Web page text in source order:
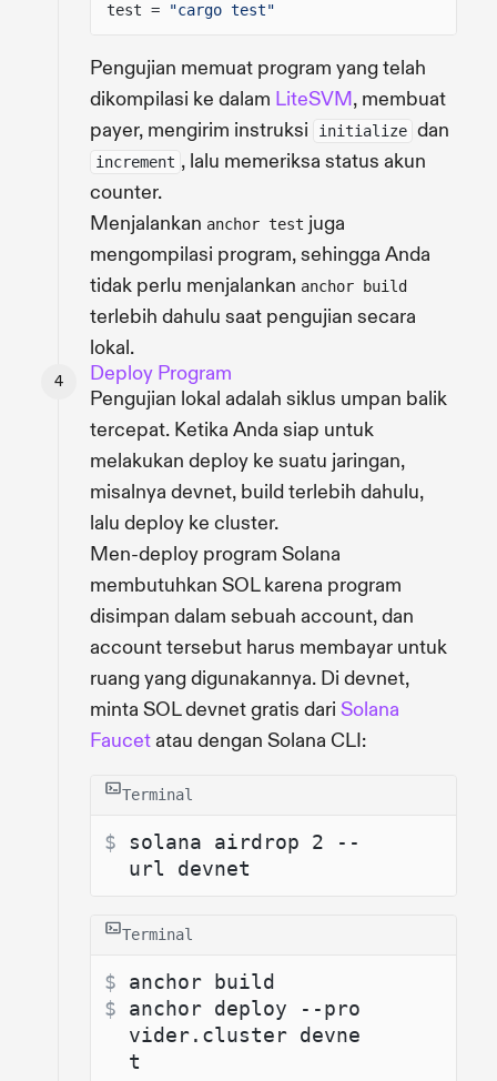
test =
"cargo test"
Pengujian memuat program yang telah
dikompilasi ke dalam LiteSVM, membuat
payer, mengirim instruksi
initialize dan
increment , lalu memeriksa status akun
counter.
Menjalankan anchor test juga
mengompilasi program, sehingga Anda
tidak perlu menjalankan anchor build
terlebih dahulu saat pengujian secara
lokal.
Deploy Program
Pengujian lokal adalah siklus umpan balik
tercepat. Ketika Anda siap untuk
melakukan deploy ke suatu jaringan,
misalnya devnet, build terlebih dahulu,
lalu deploy ke cluster.
Men-deploy program Solana
membutuhkan SOL karena program
disimpan dalam sebuah account, dan
account tersebut harus membayar untuk
ruang yang digunakannya. Di devnet,
minta SOL devnet gratis dari Solana
Faucetatau dengan Solana CLI:
Terminal
$ solana airdrop 2 --
url devnet
Terminal
$ anchor build
$ anchor deploy --pro
vider.cluster devne
t